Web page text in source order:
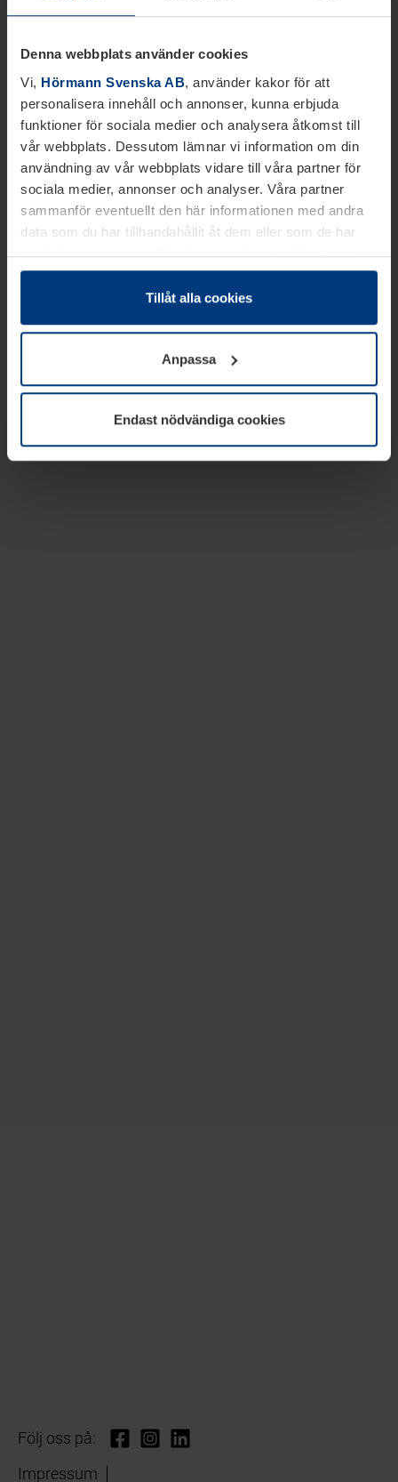
Denna webbplats använder cookies
Vi, Hörmann Svenska AB, använder kakor för att
personalisera innehåll och annonser, kunna erbjuda
funktioner för sociala medier och analysera åtkomst till
vår webbplats. Dessutom lämnar vi information om din
användning av vår webbplats vidare till våra partner för
sociala medier, annonser och analyser. Våra partner
sammanför eventuellt den här informationen med andra
data som du har tillhandahållit åt dem eller som de har
samlat in inom ramen för din användning av tjänsterna.
Juridiskt kan vi lagra kakor på din enhet, om de är
absolut nödvändiga för driften av den här webbplatsen.
godkännande kan du när som helst ändra eller återkalla i
informationen om kakor underDataskyddsförklaring
vår webbplats.
Tillåt alla cookies
Anpassa
Endast nödvändiga cookies
Följ oss på:
Impressum